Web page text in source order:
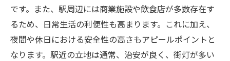
です。また、駅周辺には商業施設や飲食店が多数存在す
るため、日常生活の利便性も高まります。これに加え、
夜間や休日における安全性の高さもアピールポイントと
なります。駅近の立地は通常、治安が良く、街灯が多い